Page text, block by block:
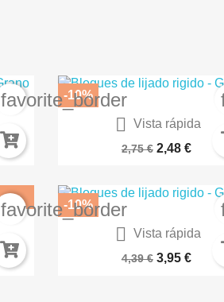
favorite_border

Vista rápida
GRIS MAR MEDIO AK11014
2,75 € 2,48 €
-10%
favorite_border

Vista rápida
Purpura Amatista 77148
4,39 € 3,95 €
-10%